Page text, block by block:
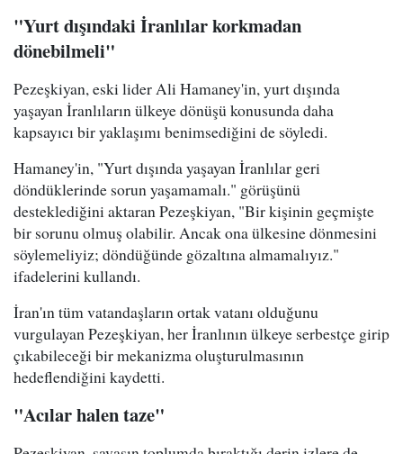
"Yurt dışındaki İranlılar korkmadan
dönebilmeli"
Pezeşkiyan, eski lider Ali Hamaney'in, yurt dışında
yaşayan İranlıların ülkeye dönüşü konusunda daha
kapsayıcı bir yaklaşımı benimsediğini de söyledi.
Hamaney'in, "Yurt dışında yaşayan İranlılar geri
döndüklerinde sorun yaşamamalı." görüşünü
desteklediğini aktaran Pezeşkiyan, "Bir kişinin geçmişte
bir sorunu olmuş olabilir. Ancak ona ülkesine dönmesini
söylemeliyiz; döndüğünde gözaltına almamalıyız."
ifadelerini kullandı.
İran'ın tüm vatandaşların ortak vatanı olduğunu
vurgulayan Pezeşkiyan, her İranlının ülkeye serbestçe girip
çıkabileceği bir mekanizma oluşturulmasının
hedeflendiğini kaydetti.
"Acılar halen taze"